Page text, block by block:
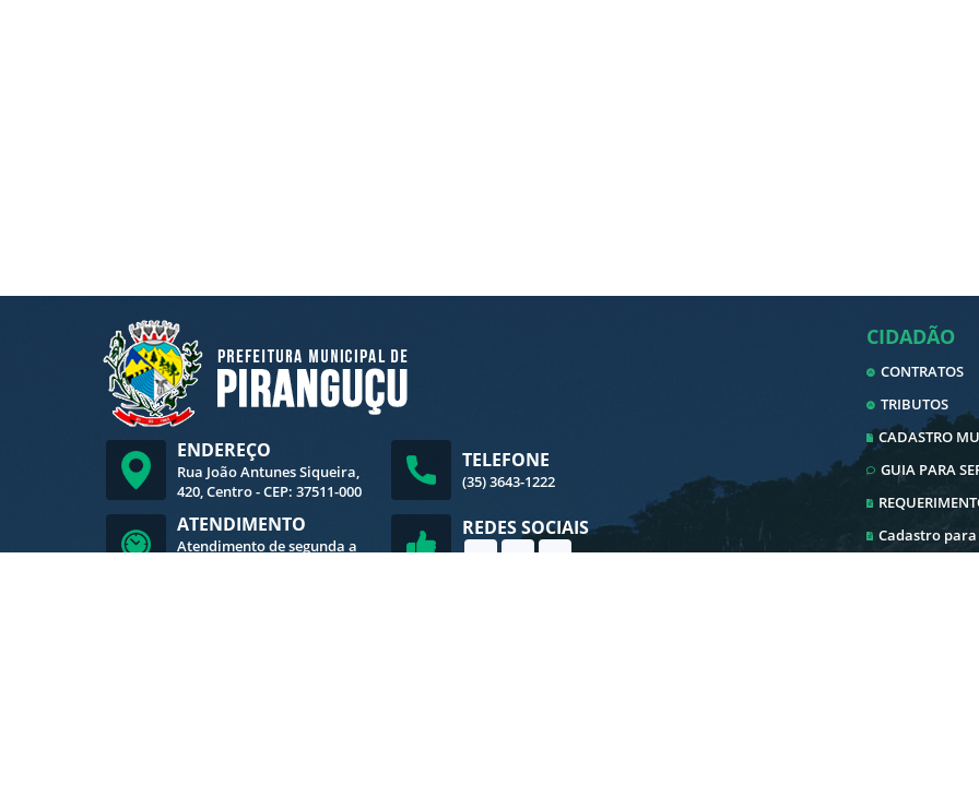
ENDEREÇO
Rua João Antunes Siqueira,
420, Centro - CEP: 37511-000
TELEFONE
(35) 3643-1222
ATENDIMENTO
Atendimento de segunda a
REDES SOCIAIS
CIDADÃO
CONTRATOS
TRIBUTOS
CADASTRO
GUIA PARA
Cadastro